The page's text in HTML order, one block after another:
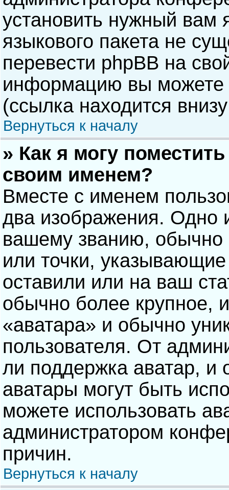
установить нужный вам
языкового пакета не
перевести phpBB на
информацию вы можете
(ссылка находится
Вернуться к началу
» Как я могу
своим именем?
Вместе с именем
два изображения. Одно
вашему званию, обычно
или точки,
оставили или на ваш
обычно более крупное,
«аватара» и обычно
пользователя. От
ли поддержка аватар, и
аватары могут быть
можете использовать
администратором
причин.
Вернуться к началу